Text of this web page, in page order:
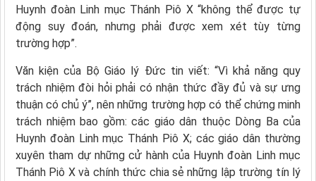
Huynh đoàn Linh mục Thánh Piô X “không thể được tự
động suy đoán, nhưng phải được xem xét tùy từng
trường hợp”.
Văn kiện của Bộ Giáo lý Đức tin viết: “Vì khả năng quy
trách nhiệm đòi hỏi phải có nhận thức đầy đủ và sự ưng
thuận có chủ ý”, nên những trường hợp có thể chứng minh
trách nhiệm bao gồm: các giáo dân thuộc Dòng Ba của
Huynh đoàn Linh mục Thánh Piô X; các giáo dân thường
xuyên tham dự những cử hành của Huynh đoàn Linh mục
Thánh Piô X và chính thức chia sẻ những lập trường tín lý